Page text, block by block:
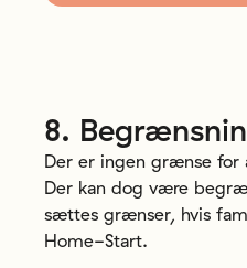
8.
Der er ingen grænse for
Der kan dog være
sættes grænser, hvis
Home-Start.